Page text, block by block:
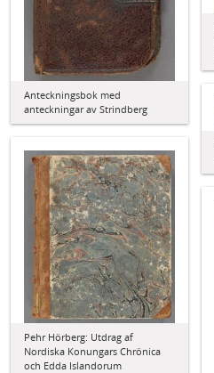
Anteckningsbok med
anteckningar av Strindberg
Pehr Hörberg: Utdrag af
Nordiska Konungars Chrönica
och Edda Islandorum